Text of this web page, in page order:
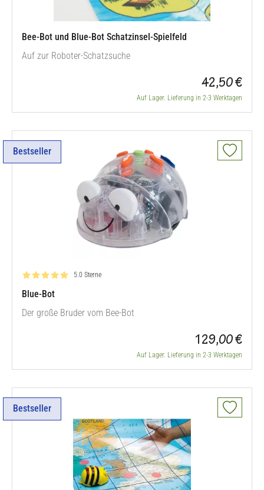
Bee-Bot und Blue-Bot Schatzinsel-Spielfeld
Auf zur Roboter-Schatzsuche
42,50 €
Auf Lager. Lieferung in 2-3 Werktagen
Bestseller
Bewertung: 5.0 von 5
5.0 Sterne
Blue-Bot
Der große Bruder vom Bee-Bot
129,00 €
Auf Lager. Lieferung in 2-3 Werktagen
Bestseller